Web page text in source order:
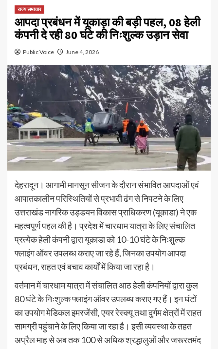
राज्य समाचार
आपदा प्रबंधन में यूकाड़ा की बड़ी पहल, 08 हेली
कंपनी दे रही 80 घंटे की निःशुल्क उड़ान सेवा
Public Voice June 4, 2026
देहरादून। आगामी मानसून सीजन के दौरान संभावित आपदाओं एवं
आपातकालीन परिस्थितियों से प्रभावी ढंग से निपटने के लिए
उत्तराखंड नागरिक उड्डयन विकास प्राधिकरण (यूकाडा) ने एक
महत्वपूर्ण पहल की है। प्रदेश में चारधाम यात्रा के लिए संचालित
प्रत्येक हेली कंपनी द्वारा यूकाडा को 10-10 घंटे के निःशुल्क
फ्लाइंग ऑवर उपलब्ध कराए जा रहे हैं, जिनका उपयोग आपदा
प्रबंधन, राहत एवं बचाव कार्यों में किया जा रहा है।
वर्तमान में चारधाम यात्रा में संचालित आठ हेली कंपनियों द्वारा कुल
80 घंटे के निःशुल्क फ्लाइंग ऑवर उपलब्ध कराए गए हैं। इन घंटों
का उपयोग मेडिकल इमरजेंसी, एयर रेस्क्यू तथा दुर्गम क्षेत्रों में राहत
सामग्री पहुंचाने के लिए किया जा रहा है। इसी व्यवस्था के तहत
अप्रैल माह से अब तक 100 से अधिक श्रद्धालुओं और जरूरतमंद